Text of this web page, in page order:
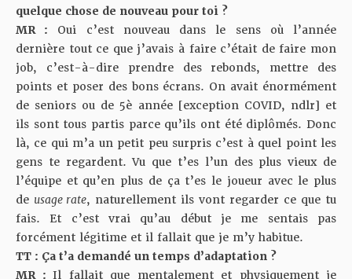
quelque chose de nouveau pour toi ?
MR : Oui c’est nouveau dans le sens où l’année
dernière tout ce que j’avais à faire c’était de faire mon
job, c’est-à-dire prendre des rebonds, mettre des
points et poser des bons écrans. On avait énormément
de seniors ou de 5è année [exception COVID, ndlr] et
ils sont tous partis parce qu’ils ont été diplômés. Donc
là, ce qui m’a un petit peu surpris c’est à quel point les
gens te regardent. Vu que t’es l’un des plus vieux de
l’équipe et qu’en plus de ça t’es le joueur avec le plus
de usage rate, naturellement ils vont regarder ce que tu
fais. Et c’est vrai qu’au début je me sentais pas
forcément légitime et il fallait que je m’y habitue.
TT : Ça t’a demandé un temps d’adaptation ?
MR : Il fallait que mentalement et physiquement je